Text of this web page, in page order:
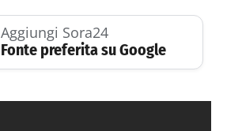
Aggiungi Sora24
Fonte preferita su Google